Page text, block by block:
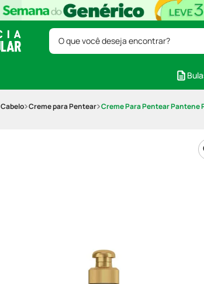
O que você deseja encontrar?
Cabelo Creme para Pentear Creme Para Pentear Pantene